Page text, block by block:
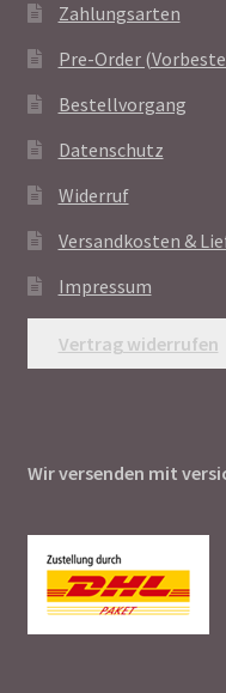
Zahlungsarten
Pre-Order
Bestellvorgang
Datenschutz
Widerruf
Versandkosten &
Impressum
Vertrag widerrufen
Wir versenden mit